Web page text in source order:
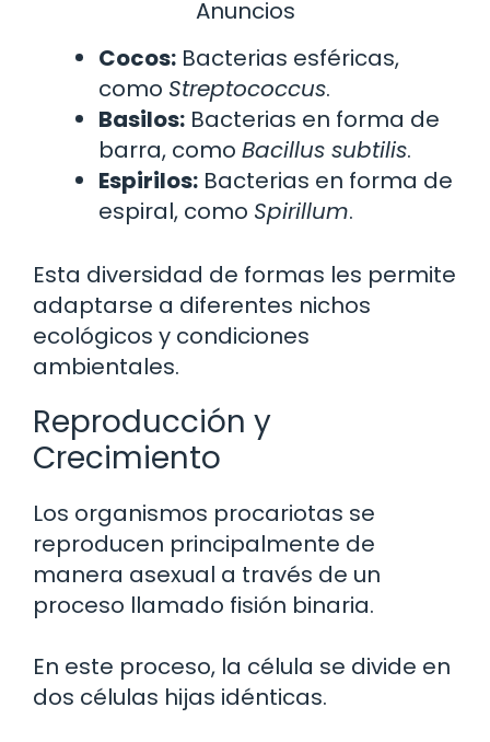
Anuncios
Cocos: Bacterias esféricas,
como Streptococcus.
Basilos: Bacterias en forma de
barra, como Bacillus subtilis.
Espirilos: Bacterias en forma de
espiral, como Spirillum.
Esta diversidad de formas les permite
adaptarse a diferentes nichos
ecológicos y condiciones
ambientales.
Reproducción y
Crecimiento
Los organismos procariotas se
reproducen principalmente de
manera asexual a través de un
proceso llamado fisión binaria.
En este proceso, la célula se divide en
dos células hijas idénticas.